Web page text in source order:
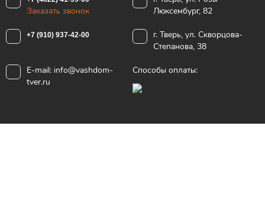
Заказать звонок
Люксембург, 82
+7 (910) 937-42-00
г. Тверь, ул. Скворцова-
Степанова, 38
E-mail: info@vashdom-
tver.ru
Способы оплаты: